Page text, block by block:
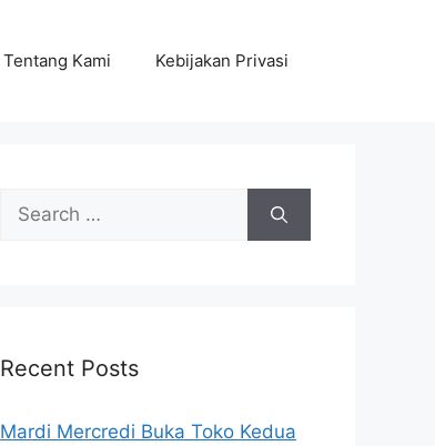
Tentang Kami Kebijakan Privasi
Search
for:
Recent Posts
Mardi Mercredi Buka Toko Kedua